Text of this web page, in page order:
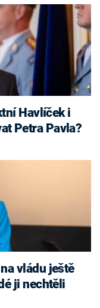
Petra Pavla?
vládu ještě
ji nechtěli